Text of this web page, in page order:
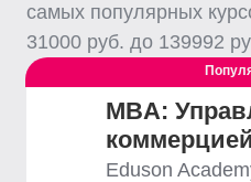
самых популярных
31000 руб. до 139992
MBA:
Eduson